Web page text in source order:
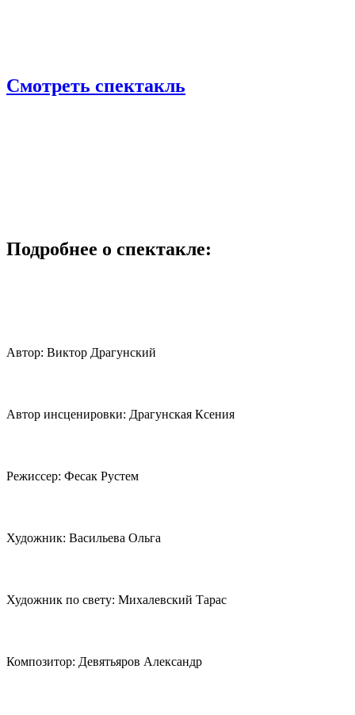
Смотреть спектакль
Подробнее о спектакле:
Автор: Виктор Драгунский
Автор инсценировки: Драгунская Ксения
Режиссер: Фесак Рустем
Художник: Васильева Ольга
Художник по свету: Михалевский Тарас
Композитор: Девятьяров Александр